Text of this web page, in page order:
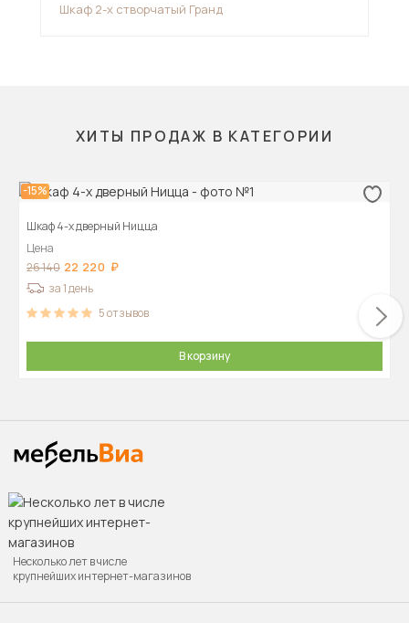
Шкаф 2-х створчатый Гранд
ХИТЫ ПРОДАЖ В КАТЕГОРИИ
-15%
Шкаф 4-х дверный Ницца
Цена
26 140 22 220
за 1 день
5отзывов
В корзину
Несколько лет в числе
крупнейших интернет-магазинов